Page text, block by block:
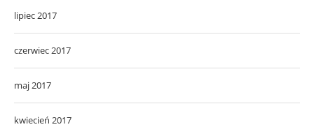
lipiec 2017
czerwiec 2017
maj 2017
kwiecień 2017